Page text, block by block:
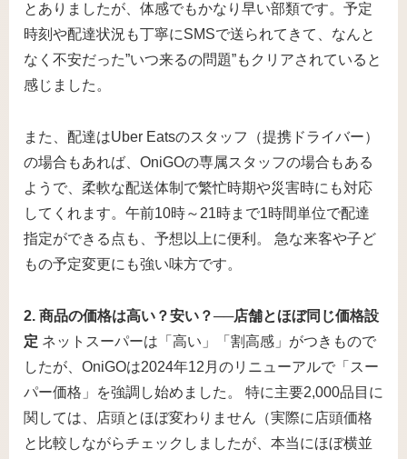
とありましたが、体感でもかなり早い部類です。予定
時刻や配達状況も丁寧にSMSで送られてきて、なんと
なく不安だった”いつ来るの問題”もクリアされていると
感じました。
また、配達はUber Eatsのスタッフ（提携ドライバー）
の場合もあれば、OniGOの専属スタッフの場合もある
ようで、柔軟な配送体制で繁忙時期や災害時にも対応
してくれます。午前10時～21時まで1時間単位で配達
指定ができる点も、予想以上に便利。 急な来客や子ど
もの予定変更にも強い味方です。
2. 商品の価格は高い？安い？──店舗とほぼ同じ価格設
定 ネットスーパーは「高い」「割高感」がつきもので
したが、OniGOは2024年12月のリニューアルで「スー
パー価格」を強調し始めました。 特に主要2,000品目に
関しては、店頭とほぼ変わりません（実際に店頭価格
と比較しながらチェックしましたが、本当にほぼ横並